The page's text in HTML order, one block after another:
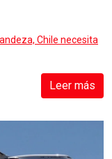
Chile necesita
Leer más